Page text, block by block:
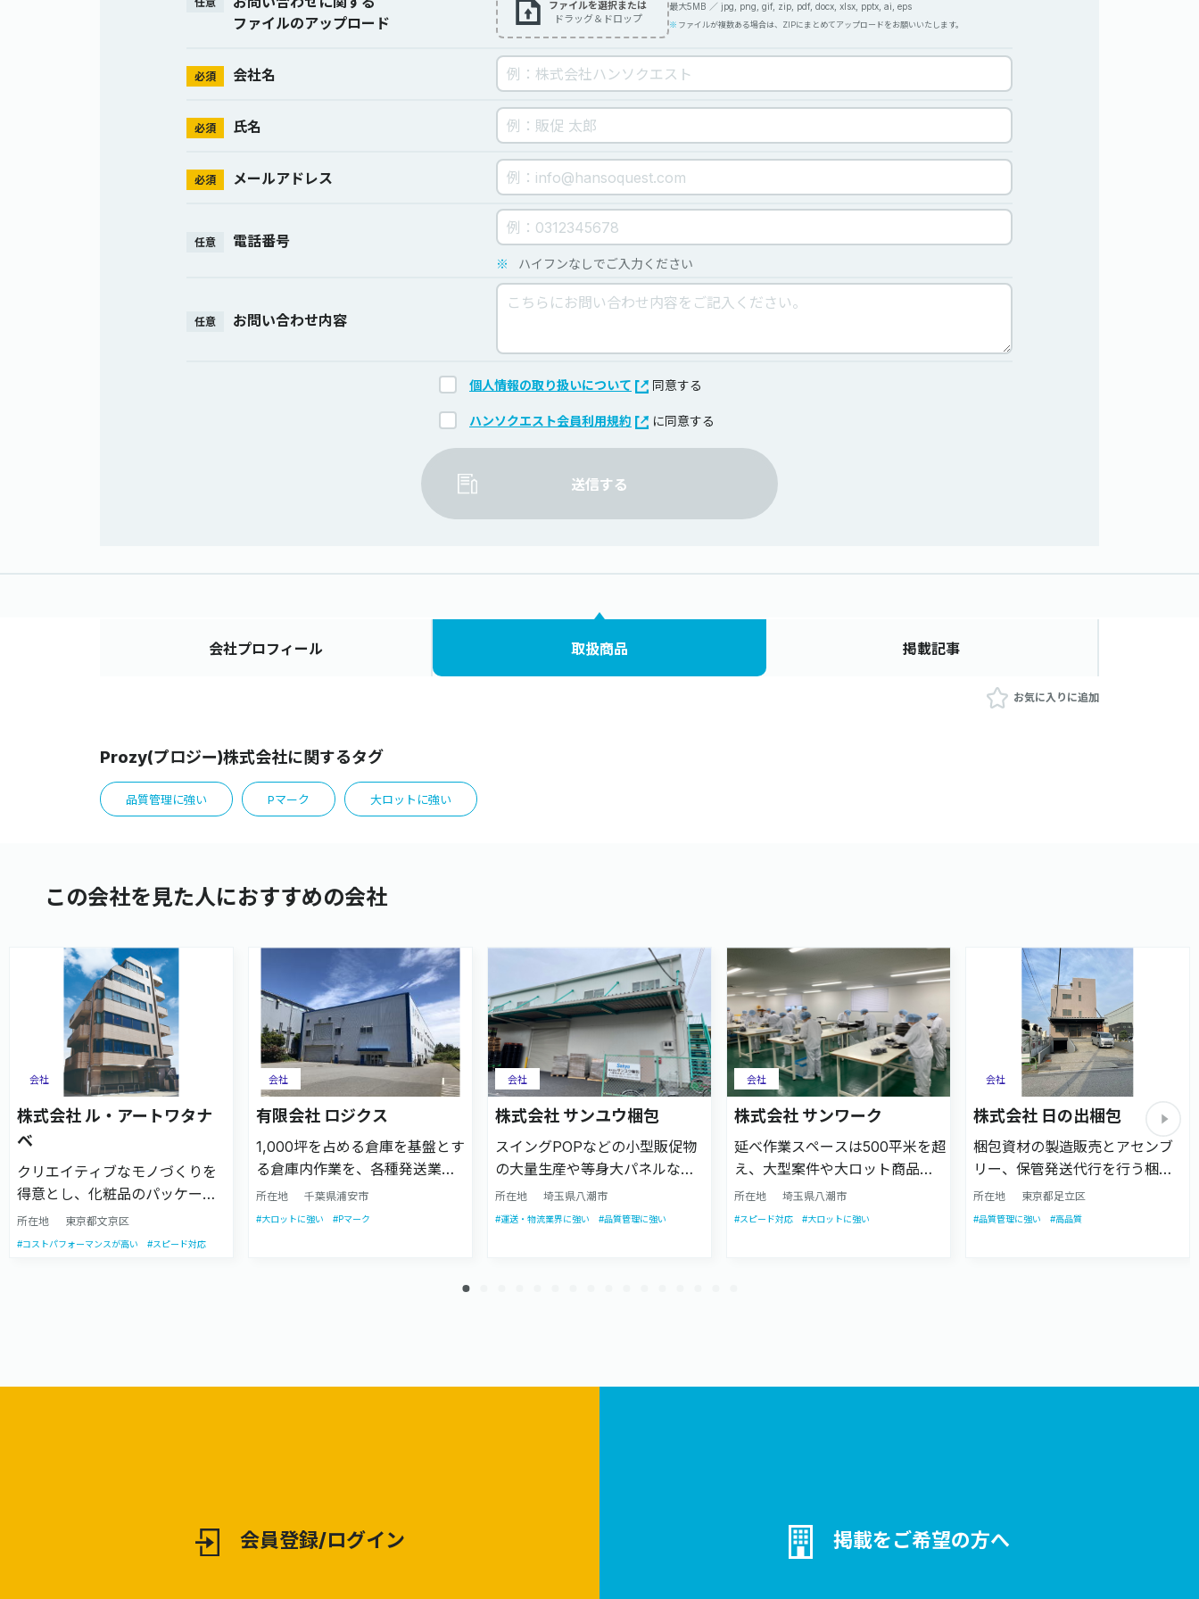
ファイルのアップロード
ファイルを選択または
ドラッグ＆ドロップ
最大5MB ／ jpg, png, gif, zip, pdf, docx, xlsx, pptx, ai, eps
ファイルが複数ある場合は、ZIPにまとめてアップロードをお願いいたします。
必須 会社名
必須 氏名
必須 メールアドレス
任意 電話番号
※ ハイフンなしでご入力ください
任意 お問い合わせ内容
個人情報の取り扱いについて 同意する
ハンソクエスト会員利用規約 に同意する
送信する
会社プロフィール 取扱商品 掲載記事
お気に入りに追加
Prozy(プロジー)株式会社に関するタグ
品質管理に強い Pマーク 大ロットに強い
この会社を見た人におすすめの会社
株式会社 ル・アートワタナ
ベ
クリエイティブなモノづくりを
得意とし、化粧品のパッケージ
や色調補正を伴う案件に強い企
業です。企画立案からデザイン、
所在地 東京都文京区
会社
#コストパフォーマンスが高い #スピード対応
有限会社 ロジクス
1,000坪を占める倉庫を基盤とす
る倉庫内作業を、各種発送業務
や販促ツールのアセンブリ業務
を請け負います。プライバシー
所在地 千葉県浦安市
会社
#大ロットに強い #Pマーク
株式会社 サンユウ梱包
スイングPOPなどの小型販促物
の大量生産や等身大パネルなど
の大型販促物製作まで、組立/梱
包が得意な会社です。また、長
所在地 埼玉県八潮市
会社
#運送・物流業界に強い #品質管理に強い
株式会社 サンワーク
延べ作業スペースは500平米を超
え、大型案件や大ロット商品の
生産に強いアセンブリー会社で
す。 八潮と越谷の2か所の作業ス
所在地 埼玉県八潮市
会社
#スピード対応 #大ロットに強い
株式会社 日の出梱包
梱包資材の製造販売とアセンブ
リー、保管発送代行を行う梱包
業務に特化した企業です。販促
資材では定番品の販売はもちろ
所在地 東京都足立区
会社
#品質管理に強い #高品質
会員登録/ログイン 掲載をご希望の方へ